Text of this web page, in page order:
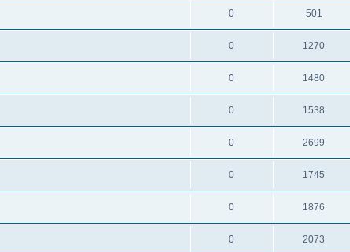
0 501
0 1270
0 1480
0 1538
0 2699
0 1745
0 1876
0 2073